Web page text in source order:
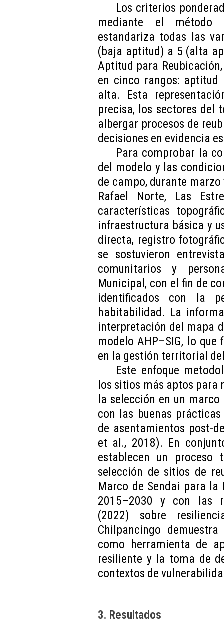
Los criterios
mediante el método
estandariza todas las
(baja aptitud) a 5 (alta
Aptitud para
en cinco rangos:
alta. Esta
precisa, los sectores
albergar procesos de
decisiones en evidencia
Para comprobar la
del modelo y las
de campo, durante
Rafael Norte, Las
características
infraestructura básica y
directa, registro
se sostuvieron
comunitarios y
Municipal, con el fin de
identificados con la
habitabilidad. La
interpretación del mapa
modelo AHP–SIG, lo
en la gestión territorial
Este enfoque
los sitios más aptos para
la selección en un
con las buenas
de asentamientos post-
et al., 2018). En
establecen un proceso
selección de sitios de
Marco de Sendai para la
2015–2030 y con las
(2022) sobre
Chilpancingo
como herramienta de
resiliente y la toma de
contextos de
3. Resultados